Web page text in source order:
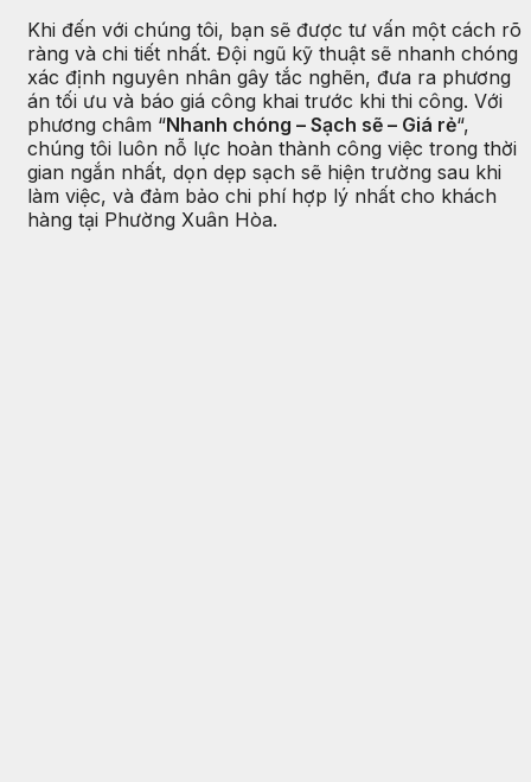
Khi đến với chúng tôi, bạn sẽ được tư vấn một cách rõ
ràng và chi tiết nhất. Đội ngũ kỹ thuật sẽ nhanh chóng
xác định nguyên nhân gây tắc nghẽn, đưa ra phương
án tối ưu và báo giá công khai trước khi thi công. Với
phương châm “Nhanh chóng – Sạch sẽ – Giá rẻ“,
chúng tôi luôn nỗ lực hoàn thành công việc trong thời
gian ngắn nhất, dọn dẹp sạch sẽ hiện trường sau khi
làm việc, và đảm bảo chi phí hợp lý nhất cho khách
hàng tại Phường Xuân Hòa.